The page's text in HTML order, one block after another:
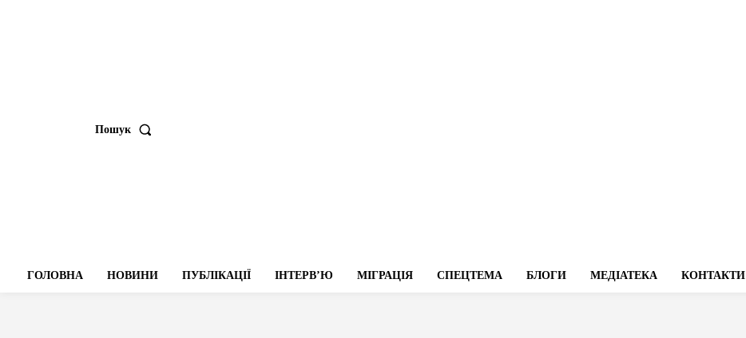
Пошук
ГОЛОВНА НОВИНИ ПУБЛІКАЦІЇ ІНТЕРВʼЮ МІГРАЦІЯ СПЕЦТЕМА БЛОГИ МЕДІАТЕКА КОНТАКТИ